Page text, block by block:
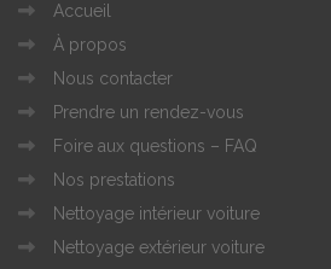
Accueil
À propos
Nous contacter
Prendre un rendez-vous
Foire aux questions – FAQ
Nos prestations
Nettoyage intérieur voiture
Nettoyage extérieur voiture